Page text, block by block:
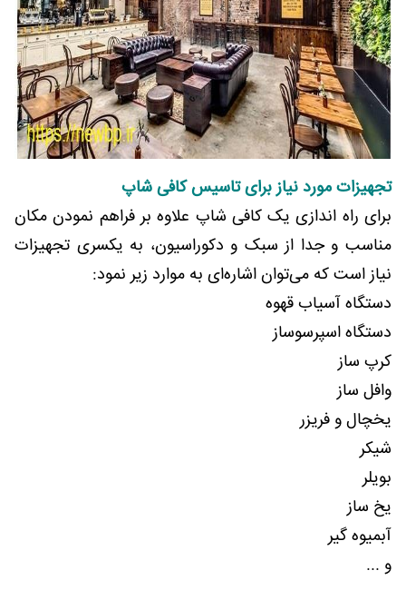
تجهیزات مورد نیاز برای تاسیس کافی شاپ
برای راه اندازی یک کافی شاپ علاوه بر فراهم نمودن مکان
مناسب و جدا از سبک و دکوراسیون، به یکسری تجهیزات
نیاز است که می‌توان اشاره‌ای به موارد زیر نمود:
دستگاه آسیاب قهوه
دستگاه اسپرسوساز
کرپ ساز
وافل ساز
یخچال و فریزر
شیکر
بویلر
یخ ساز
آبمیوه گیر
و ...